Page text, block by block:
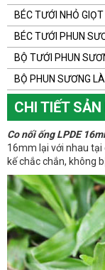
BÉC TƯỚI NHỎ GIỌT
BÉC TƯỚI PHUN
BỘ TƯỚI PHUN
BỘ PHUN SƯƠNG
CHI TIẾT
Co nối ống LPDE
16mm lại với nhau tại
kế chắc chắn, không